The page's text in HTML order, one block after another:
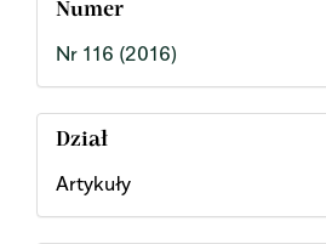
Numer
Nr 116 (2016)
Dział
Artykuły